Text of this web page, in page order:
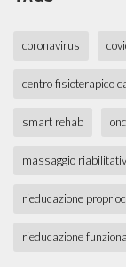
coronavirus
centro fisioterapico
smart rehab
massaggio
rieducazione
rieducazione